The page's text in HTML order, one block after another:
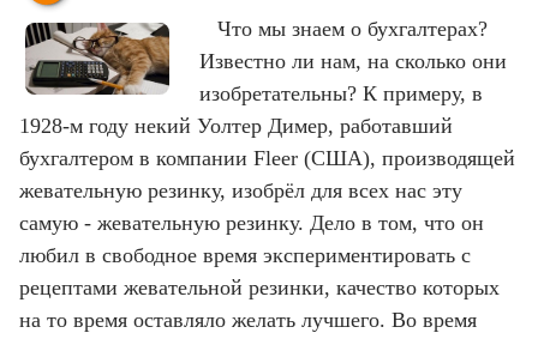
Что мы знаем о бухгалтерах?
Известно ли нам, на сколько они
изобретательны? К примеру, в
1928-м году некий Уолтер Димер, работавший
бухгалтером в компании Fleer (США), производящей
жевательную резинку, изобрёл для всех нас эту
самую - жевательную резинку. Дело в том, что он
любил в свободное время экспериментировать с
рецептами жевательной резинки, качество которых
на то время оставляло желать лучшего. Во время